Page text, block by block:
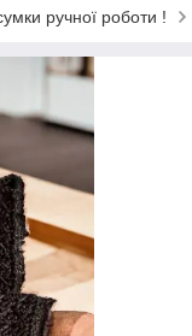
ручної роботи !